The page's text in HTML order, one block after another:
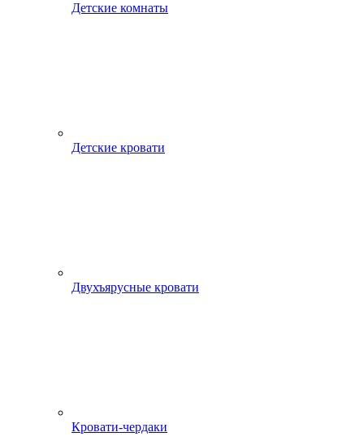
Детские комнаты
Детские кровати
Двухъярусные кровати
Кровати-чердаки